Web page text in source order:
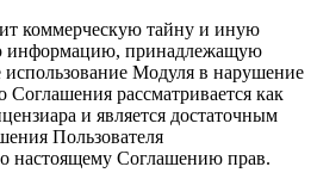
коммерческую тайну и иную
информацию, принадлежащую
Модуля в нарушение
Соглашения рассматривается как
и является достаточным
Пользователя
настоящему Соглашению прав.